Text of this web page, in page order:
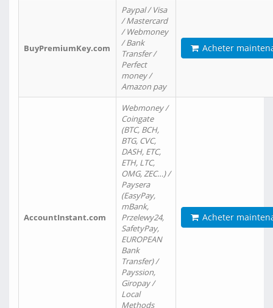
BuyPremiumKey.com
Paypal / Visa
/ Mastercard
/ Webmoney
/ Bank
Transfer /
Perfect
money /
Amazon pay
Acheter
AccountInstant.com
Webmoney /
Coingate
(BTC, BCH,
BTG, CVC,
DASH, ETC,
ETH, LTC,
OMG, ZEC…) /
Paysera
(EasyPay,
mBank,
Przelewy24,
SafetyPay,
EUROPEAN
Bank
Transfer) /
Payssion,
Giropay /
Local
Methods
Acheter